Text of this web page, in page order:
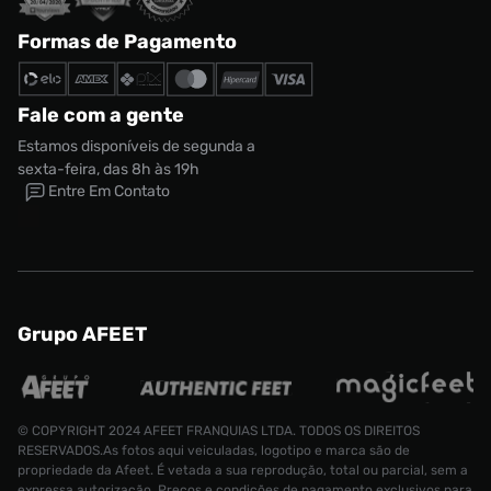
Formas de Pagamento
Fale com a gente
Estamos disponíveis de segunda a
sexta-feira, das 8h às 19h
Entre Em Contato
Grupo AFEET
© COPYRIGHT 2024 AFEET FRANQUIAS LTDA. TODOS OS DIREITOS
RESERVADOS.As fotos aqui veiculadas, logotipo e marca são de
propriedade da Afeet. É vetada a sua reprodução, total ou parcial, sem a